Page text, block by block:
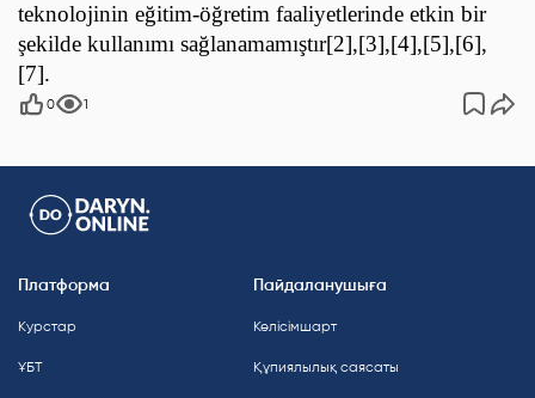
teknolojinin eğitim-öğretim faaliyetlerinde etkin bir
şekilde kullanımı sağlanamamıştır[2],[3],[4],[5],[6],
[7].
0 1
Платформа
Курстар
ҰБТ
Пайдаланушыға
Келісімшарт
Құпиялылық саясаты